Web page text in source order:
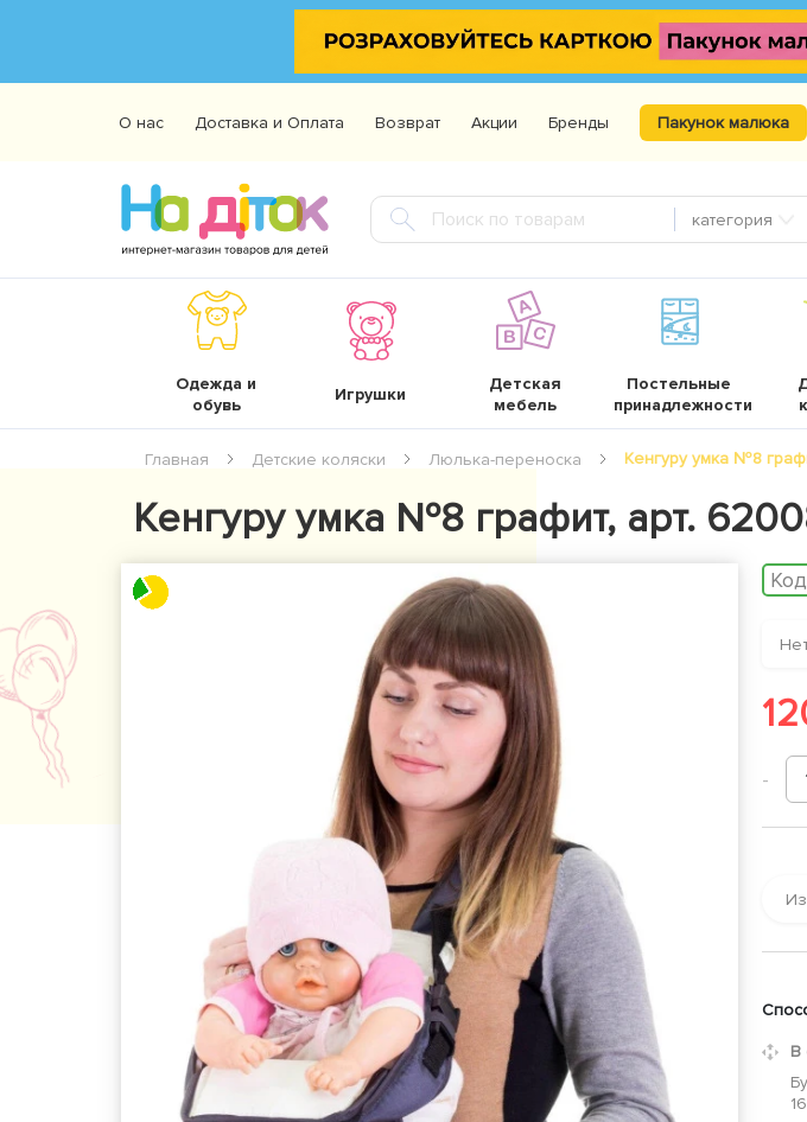
О нас Доставка и Оплата Возврат Акции Бренды Пакунок малюка
категория
Одежда и
обувь
Игрушки
Детская
мебель
Постельные
принадлежности
Главная Детские коляски Люлька-переноска Кенгуру умка №8
Кенгуру умка №8 графит, арт.
-
В